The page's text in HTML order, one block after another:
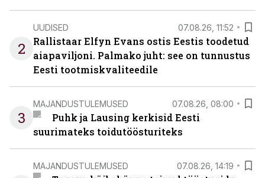
2
UUDISED 07.08.26, 11:52
Rallistaar Elfyn Evans ostis Eestis toodetud
aiapaviljoni. Palmako juht: see on tunnustus
Eesti tootmiskvaliteedile
3
MAJANDUSTULEMUSED 07.08.26, 08:00
Puhk ja Lausing kerkisid Eesti
suurimateks toidutöösturiteks
MAJANDUSTULEMUSED 07.08.26, 14:19